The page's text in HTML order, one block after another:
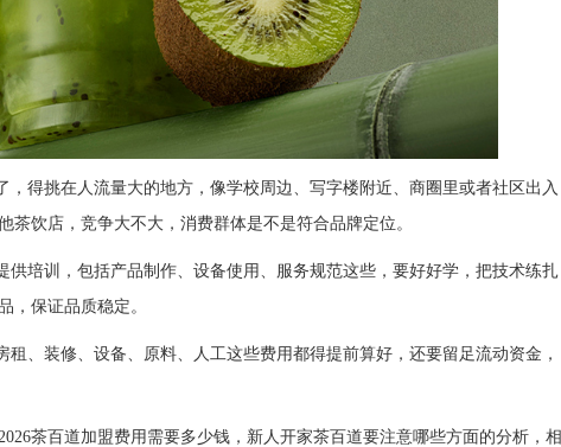
得挑在人流量大的地方，像学校周边、写字楼附近、商圈里或者社区出入
茶饮店，竞争大不大，消费群体是不是符合品牌定位。
培训，包括产品制作、设备使用、服务规范这些，要好好学，把技术练扎
，保证品质稳定。
装修、设备、原料、人工这些费用都得提前算好，还要留足流动资金，
茶百道加盟费用需要多少钱，新人开家茶百道要注意哪些方面的分析，相